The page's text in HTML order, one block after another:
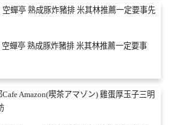
空蟬亭 熟成豚炸豬排 米其林推薦一定要事